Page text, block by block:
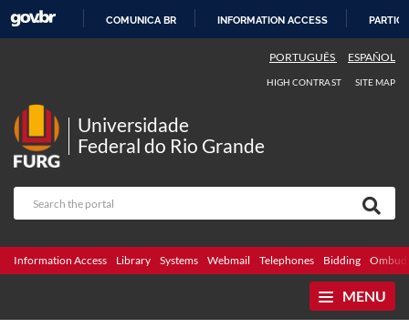
COMUNICA BR INFORMATION ACCESS
PORTUGUÊS ESPAÑOL
HIGH CONTRAST SITE MAP
Universidade
Federal do Rio Grande
Information Access Library Systems Webmail Telephones Bidding
MENU